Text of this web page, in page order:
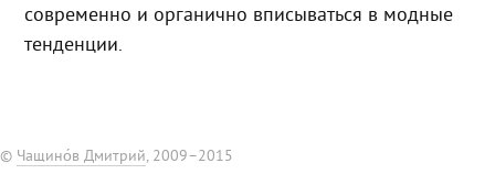
современно и органично вписываться в модные
тенденции.
© Чащино́в Дмитрий, 2009–2015